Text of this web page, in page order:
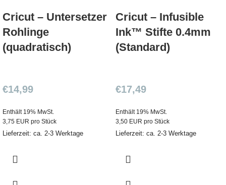
Cricut – Untersetzer
Rohlinge
(quadratisch)
€14,99
Enthält 19% MwSt.
3,75 EUR pro Stück
Lieferzeit: ca. 2-3 Werktage
Cricut – Infusible
Ink™ Stifte 0.4mm
(Standard)
€17,49
Enthält 19% MwSt.
3,50 EUR pro Stück
Lieferzeit: ca. 2-3 Werktage